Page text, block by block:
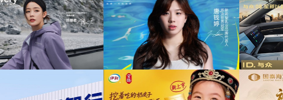
为华为中国行2026山东站传播项目提供音乐
版权
为光明优加x上海博物馆马年限定礼盒宣传项
目提供音乐版权
为